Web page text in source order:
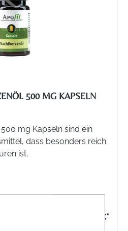
500 MG KAPSELN
mg Kapseln sind ein
dass besonders reich
ist.
14,50 €*